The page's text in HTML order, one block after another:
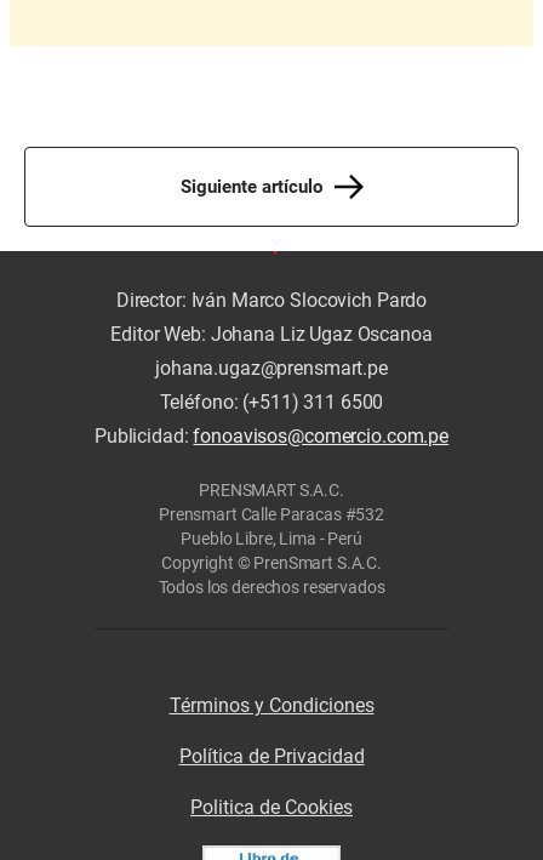
Siguiente artículo
Director: Iván Marco Slocovich Pardo
Editor Web: Johana Liz Ugaz Oscanoa
johana.ugaz@prensmart.pe
Teléfono: (+511) 311 6500
Publicidad:fonoavisos@comercio.com.pe
PRENSMART S.A.C.
Prensmart Calle Paracas #532
Pueblo Libre, Lima - Perú
Copyright © PrenSmart S.A.C.
Todos los derechos reservados
Términos y Condiciones
Política de Privacidad
Politica de Cookies